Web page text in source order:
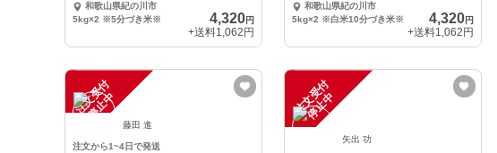
和歌山県紀の川市
5kg×2 ※5分づき米※
4,320円
+送料1,062円
和歌山県紀の川市
5kg×2 ※白米10分づき米※
4,320円
+送料1,062円
注
文
受
付
停
止
中
藤田 進
注文から1~4日で発送
注
文
受
付
停
止
中
矢出 功